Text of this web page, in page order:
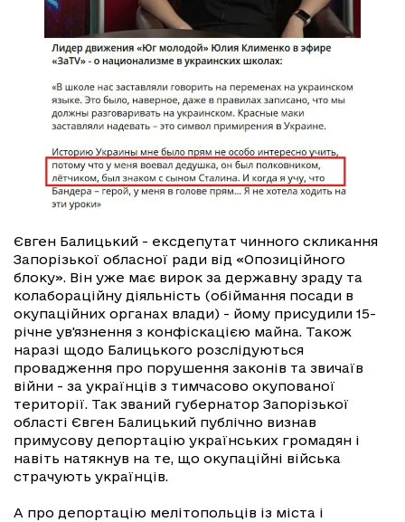
Євген Балицький - ексдепутат чинного скликання
Запорізької обласної ради від «Опозиційного
блоку». Він уже має вирок за державну зраду та
колабораційну діяльність (обіймання посади в
окупаційних органах влади) - йому присудили 15-
річне ув'язнення з конфіскацією майна. Також
наразі щодо Балицького розслідуються
провадження про порушення законів та звичаїв
війни - за українців з тимчасово окупованої
території. Так званий губернатор Запорізької
області Євген Балицький публічно визнав
примусову депортацію українських громадян і
навіть натякнув на те, що окупаційні війська
страчують українців.
А про депортацію мелітопольців із міста і